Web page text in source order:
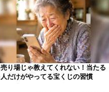
売り場じゃ教えてくれない！当たる
人だけがやってる宝くじの習慣